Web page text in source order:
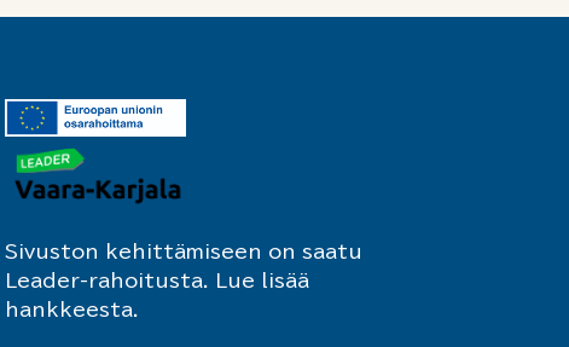
Sivuston kehittämiseen on saatu
Leader-rahoitusta. Lue lisää
hankkeesta.